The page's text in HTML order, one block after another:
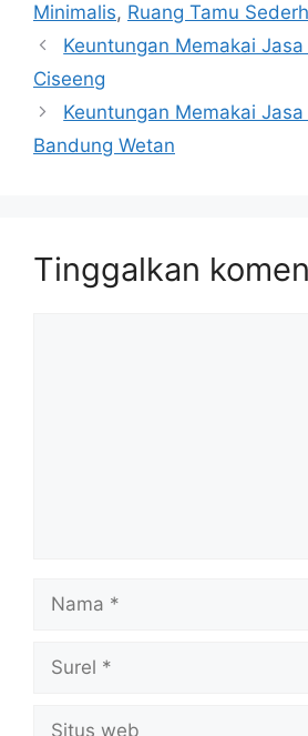
Minimalis, Ruang Tamu
Keuntungan Memakai
Ciseeng
Keuntungan Memakai
Bandung Wetan
Tinggalkan